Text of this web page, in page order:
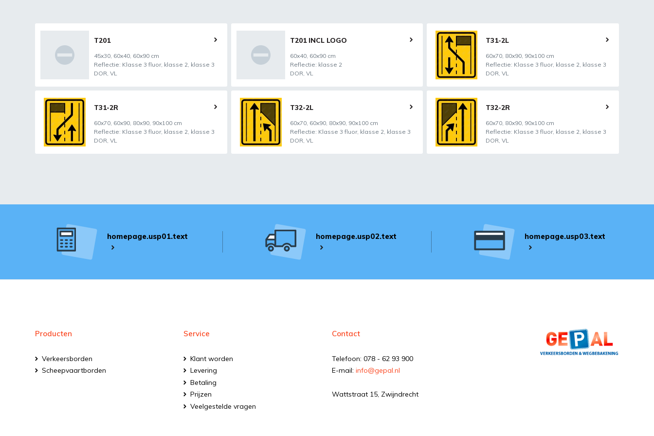
T201
45x30, 60x40, 60x90 cm
Reflectie: Klasse 3 fluor, klasse 2, klasse 3
DOR, VL
T201 INCL LOGO
60x40, 60x90 cm
Reflectie: klasse 2
DOR, VL
T31-2L
60x70, 80x90, 90x100 cm
Reflectie: Klasse 3 fluor, klasse 2, klasse 3
DOR, VL
T31-2R
60x70, 60x90, 80x90, 90x100 cm
Reflectie: Klasse 3 fluor, klasse 2, klasse 3
DOR, VL
T32-2L
60x70, 60x90, 80x90, 90x100 cm
Reflectie: Klasse 3 fluor, klasse 2, klasse 3
DOR, VL
T32-2R
60x70, 80x90, 90x100 cm
Reflectie: Klasse 3 fluor, klasse 2, klasse 3
DOR, VL
homepage.usp01.text homepage.usp02.text homepage.usp03.text
Producten
Verkeersborden
Scheepvaartborden
Service
Klant worden
Levering
Betaling
Prijzen
Veelgestelde vragen
Contact
Telefoon: 078 - 62 93 900
E-mail: info@gepal.nl
Wattstraat 15, Zwijndrecht